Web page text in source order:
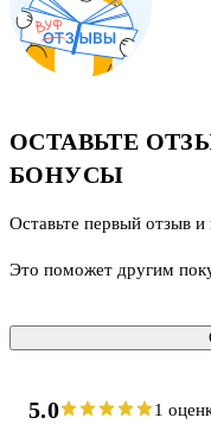
ОСТАВЬТЕ
БОНУСЫ
Оставьте первый отзыв
Это поможет другим
5.0 1